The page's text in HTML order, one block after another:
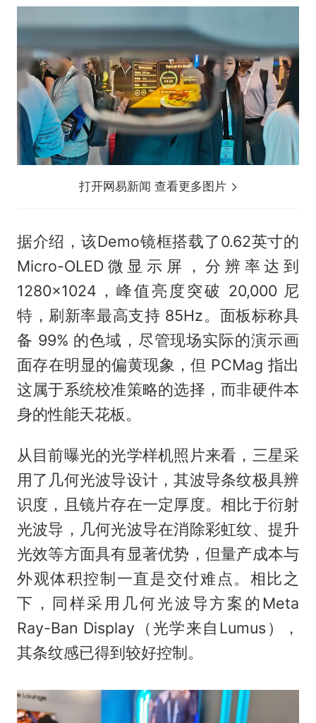
打开网易新闻 查看更多图片
据介绍，该Demo镜框搭载了0.62英寸的
Micro-OLED微显示屏，分辨率达到
1280×1024，峰值亮度突破 20,000 尼
特，刷新率最高支持 85Hz。面板标称具
备 99% 的色域，尽管现场实际的演示画
面存在明显的偏黄现象，但 PCMag 指出
这属于系统校准策略的选择，而非硬件本
身的性能天花板。
从目前曝光的光学样机照片来看，三星采
用了几何光波导设计，其波导条纹极具辨
识度，且镜片存在一定厚度。相比于衍射
光波导，几何光波导在消除彩虹纹、提升
光效等方面具有显著优势，但量产成本与
外观体积控制一直是交付难点。相比之
下，同样采用几何光波导方案的Meta
Ray-Ban Display（光学来自Lumus），
其条纹感已得到较好控制。